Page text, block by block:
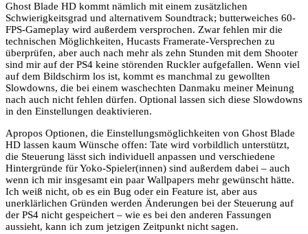
Ghost Blade HD kommt nämlich mit einem zusätzlichen
Schwierigkeitsgrad und alternativem Soundtrack; butterweiches 60-
FPS-Gameplay wird außerdem versprochen. Zwar fehlen mir die
technischen Möglichkeiten, Hucasts Framerate-Versprechen zu
überprüfen, aber auch nach mehr als zehn Stunden mit dem Shooter
sind mir auf der PS4 keine störenden Ruckler aufgefallen. Wenn viel
auf dem Bildschirm los ist, kommt es manchmal zu gewollten
Slowdowns, die bei einem waschechten Danmaku meiner Meinung
nach auch nicht fehlen dürfen. Optional lassen sich diese Slowdowns
in den Einstellungen deaktivieren.
Apropos Optionen, die Einstellungsmöglichkeiten von Ghost Blade
HD lassen kaum Wünsche offen: Tate wird vorbildlich unterstützt,
die Steuerung lässt sich individuell anpassen und verschiedene
Hintergründe für Yoko-Spieler(innen) sind außerdem dabei – auch
wenn ich mir insgesamt ein paar Wallpapers mehr gewünscht hätte.
Ich weiß nicht, ob es ein Bug oder ein Feature ist, aber aus
unerklärlichen Gründen werden Änderungen bei der Steuerung auf
der PS4 nicht gespeichert – wie es bei den anderen Fassungen
aussieht, kann ich zum jetzigen Zeitpunkt nicht sagen.